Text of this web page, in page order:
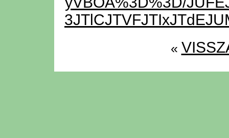
«